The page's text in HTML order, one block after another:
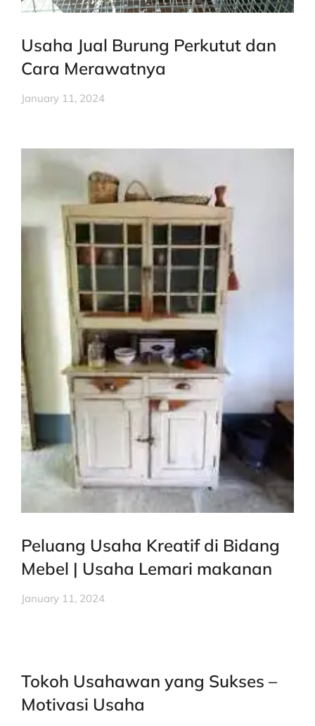
Usaha Jual Burung Perkutut dan
Cara Merawatnya
January 11, 2024
Peluang Usaha Kreatif di Bidang
Mebel | Usaha Lemari makanan
January 11, 2024
Tokoh Usahawan yang Sukses –
Motivasi Usaha